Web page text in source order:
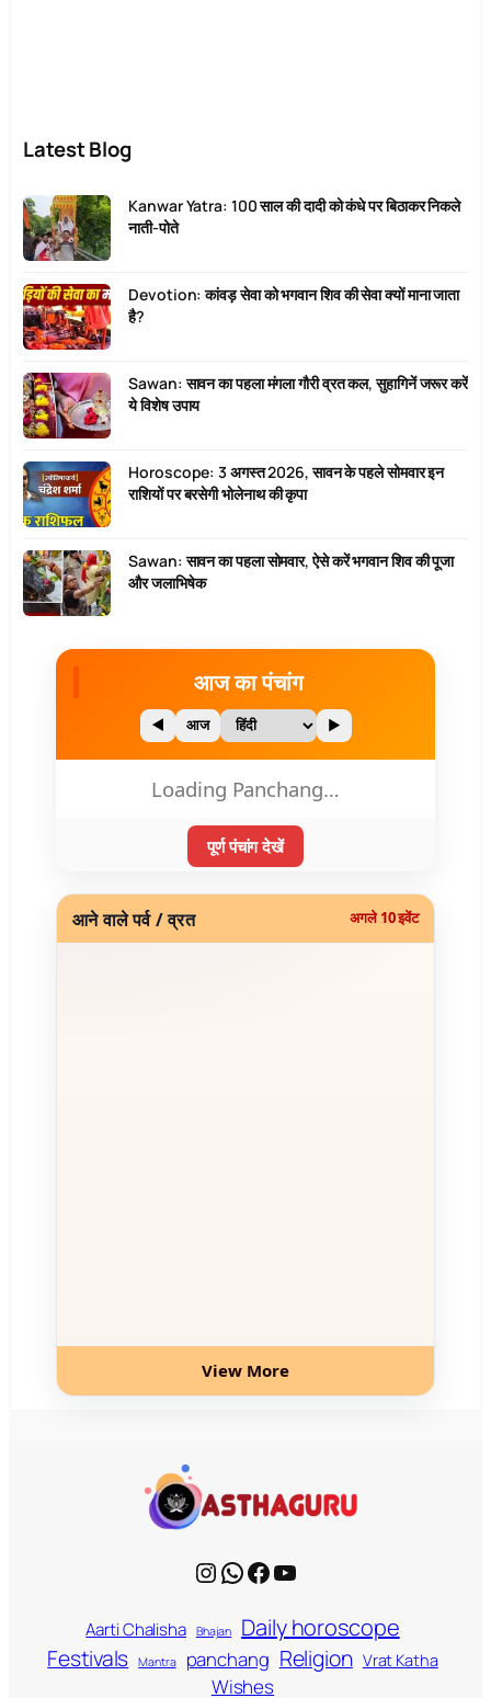
Latest Blog
Kanwar Yatra: 100 साल की दादी को कंधे पर बिठाकर निकले
नाती-पोते
Devotion: कांवड़ सेवा को भगवान शिव की सेवा क्यों माना जाता
है?
Sawan: सावन का पहला मंगला गौरी व्रत कल, सुहागिनें जरूर करें
ये विशेष उपाय
Horoscope: 3 अगस्त 2026, सावन के पहले सोमवार इन
राशियों पर बरसेगी भोलेनाथ की कृपा
Sawan: सावन का पहला सोमवार, ऐसे करें भगवान शिव की पूजा
और जलाभिषेक
आज का पंचांग
◀ आज ▶
Loading Panchang…
पूर्ण पंचांग देखें
आने वाले पर्व / व्रत अगले 10 इवेंट
View More
Instagram WhatsApp Facebook YouTube
Aarti Chalisha Bhajan Daily horoscope
Festivals Mantra panchang Religion Vrat Katha
Wishes